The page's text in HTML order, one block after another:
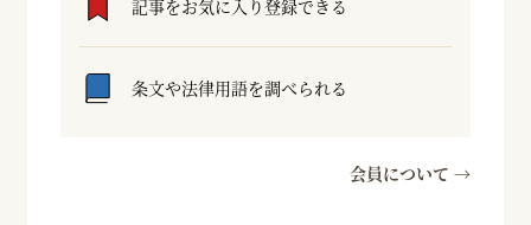
記事をお気に入り登録できる
条文や法律用語を調べられる
会員について →